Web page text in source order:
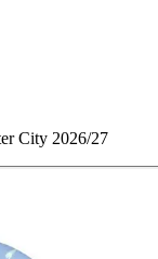
City 2026/27